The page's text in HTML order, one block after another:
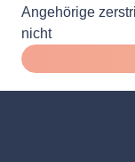
Angehörige
nicht